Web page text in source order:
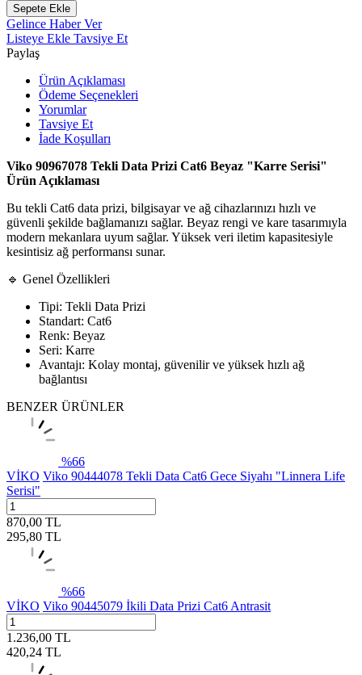
Sepete Ekle
Gelince Haber Ver
Listeye Ekle Tavsiye Et
Paylaş
Ürün Açıklaması
Ödeme Seçenekleri
Yorumlar
Tavsiye Et
İade Koşulları
Viko 90967078 Tekli Data Prizi Cat6 Beyaz "Karre Serisi"
Ürün Açıklaması
Bu tekli Cat6 data prizi, bilgisayar ve ağ cihazlarınızı hızlı ve
güvenli şekilde bağlamanızı sağlar. Beyaz rengi ve kare tasarımıyla
modern mekanlara uyum sağlar. Yüksek veri iletim kapasitesiyle
kesintisiz ağ performansı sunar.
🔹 Genel Özellikleri
Tipi: Tekli Data Prizi
Standart: Cat6
Renk: Beyaz
Seri: Karre
Avantajı: Kolay montaj, güvenilir ve yüksek hızlı ağ
bağlantısı
BENZER ÜRÜNLER
%66
VİKO Viko 90444078 Tekli Data Cat6 Gece Siyahı "Linnera Life
Serisi"
870,00 TL
295,80 TL
%66
VİKO Viko 90445079 İkili Data Prizi Cat6 Antrasit
1.236,00 TL
420,24 TL